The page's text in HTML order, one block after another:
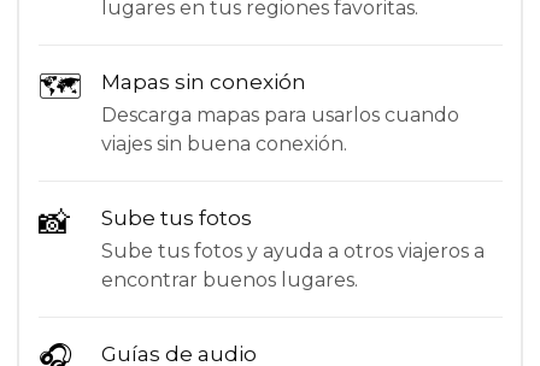
lugares en tus regiones favoritas.
🗺 Mapas sin conexión
Descarga mapas para usarlos cuando
viajes sin buena conexión.
📸 Sube tus fotos
Sube tus fotos y ayuda a otros viajeros a
encontrar buenos lugares.
Guías de audio